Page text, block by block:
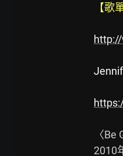
【歌
〈
2010